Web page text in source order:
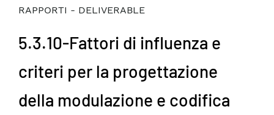
RAPPORTI - DELIVERABLE
5.3.10-Fattori di influenza e
criteri per la progettazione
della modulazione e codifica